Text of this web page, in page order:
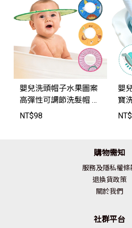
嬰兒洗頭帽子水果圖案
高彈性可調節洗髮帽 剪
髮帽【B005】JoyBaby
NT$98
嬰
寶
浴
NT$
購物需知
服務及隱私權條
退換貨政策
關於我們
社群平台